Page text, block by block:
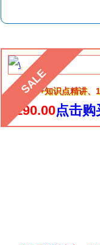
SALE
赠送130+知识点精讲、
$290.00点击购